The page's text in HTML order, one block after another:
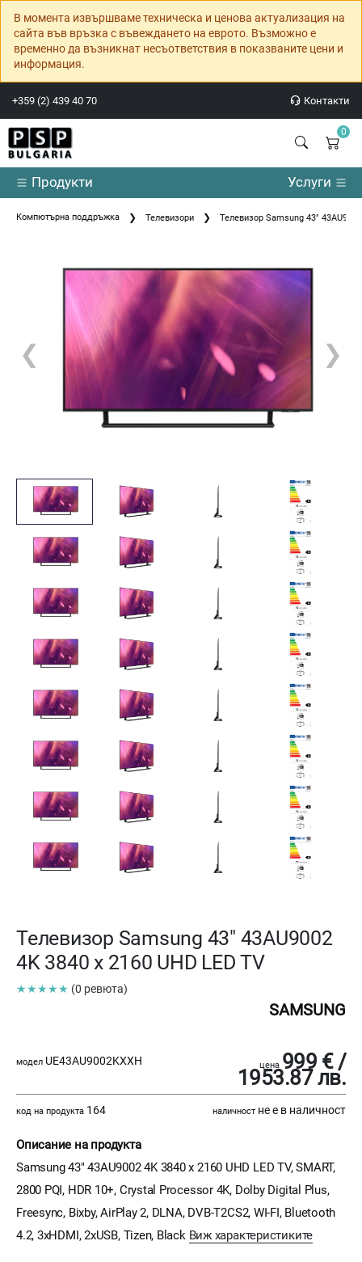
В момента извършваме техническа и ценова актуализация на
сайта във връзка с въвеждането на еврото. Възможно е
временно да възникнат несъответствия в показваните цени и
информация.
+359 (2) 439 40 70 Контакти
0
Продукти Услуги
Компютърна поддръжка Телевизори Телевизор Samsung 43"
❮ ❯
Телевизор Samsung 43" 43AU9002
4K 3840 x 2160 UHD LED TV
★★★★★ (0 ревюта)
SAMSUNG
модел UE43AU9002KXXH цена 999 € /
1953.87 лв.
код на продукта 164 наличност не е в наличност
Описание на продукта
Samsung 43" 43AU9002 4K 3840 x 2160 UHD LED TV, SMART,
2800 PQI, HDR 10+, Crystal Processor 4K, Dolby Digital Plus,
Freesync, Bixby, AirPlay 2, DLNA, DVB-T2CS2, WI-FI, Bluetooth
4.2, 3xHDMI, 2xUSB, Tizen, Black Виж характеристиките